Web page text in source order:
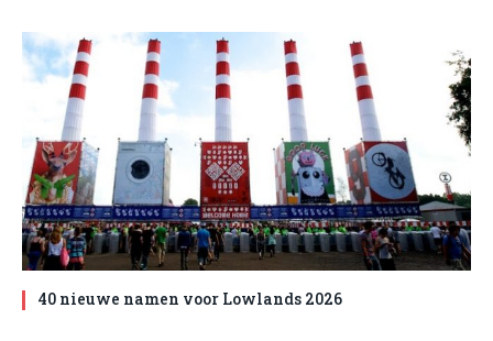
40 nieuwe namen voor Lowlands 2026